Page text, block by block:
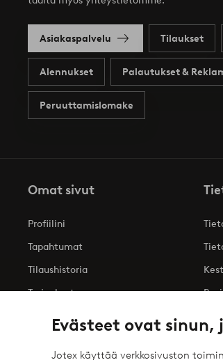
Evästeet ovat
Jotex käyttää verkkosivuston
Asiakaspalvelu Tilaukset
Alennukset Palautukset &
Peruuttamislomake
Omat sivut
Profiilini
Tapahtumat
Tilaushistoria
Tarjoukset